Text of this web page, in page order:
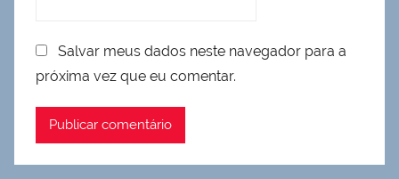
Salvar meus dados neste navegador para a
próxima vez que eu comentar.